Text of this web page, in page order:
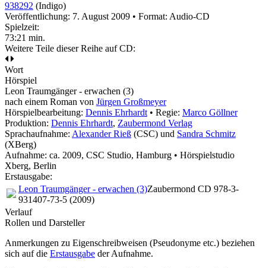
938292 (Indigo)
Veröffentlichung: 7. August 2009 • Format: Audio-CD
Spielzeit:
73:21 min.
Weitere Teile dieser Reihe auf CD:
Wort
Hörspiel
Leon Traumgänger - erwachen (3)
nach einem Roman von Jürgen Großmeyer
Hörspielbearbeitung: Dennis Ehrhardt • Regie: Marco Göllner
Produktion: Dennis Ehrhardt, Zaubermond Verlag
Sprachaufnahme: Alexander Rieß (CSC) und Sandra Schmitz
(XBerg)
Aufnahme: ca. 2009, CSC Studio, Hamburg • Hörspielstudio
Xberg, Berlin
Erstausgabe:
Leon Traumgänger - erwachen (3)Zaubermond CD 978-3-
931407-73-5 (2009)
Verlauf
Rollen und Darsteller
Anmerkungen zu Eigenschreibweisen (Pseudonyme etc.) beziehen
sich auf die Erstausgabe der Aufnahme.